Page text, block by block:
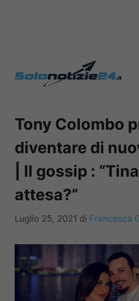
Tony Colombo
diventare di
| Il gossip :
attesa?”
Luglio 25, 2021 di Francesca